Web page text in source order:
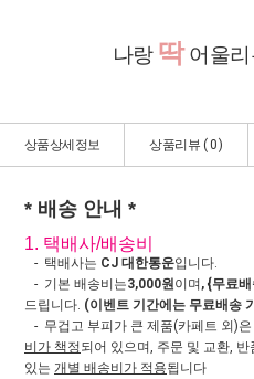
나랑 딱어울리
상품상세정보 상품리뷰 (0)
* 배송 안내 *
1. 택배사/배송비
- 택배사는 CJ 대한통운입니다.
- 기본 배송비는3,000원이며, {무료
드립니다. (이벤트 기간에는 무료배송
- 무겁고 부피가 큰 제품(카페트 외)
비가 책정되어 있으며, 주문 및 교환,
있는 개별 배송비가 적용됩니다